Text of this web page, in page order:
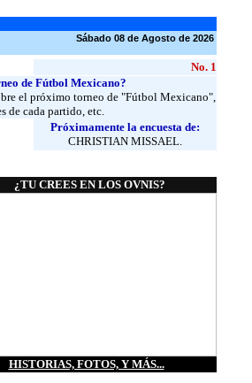
Sábado 08 de Agosto de 2026
No. 1
de Fútbol Mexicano?
el próximo torneo de "Fútbol Mexicano",
de cada partido, etc.
Próximamente la encuesta de:
CHRISTIAN MISSAEL.
CREES EN LOS OVNIS?
HISTORIAS, FOTOS, Y MÁS...